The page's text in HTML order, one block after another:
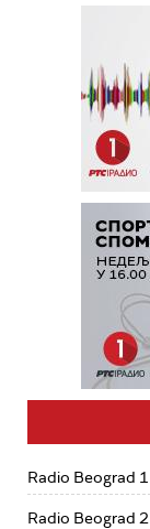
Radio Beograd 1
Radio Beograd 2